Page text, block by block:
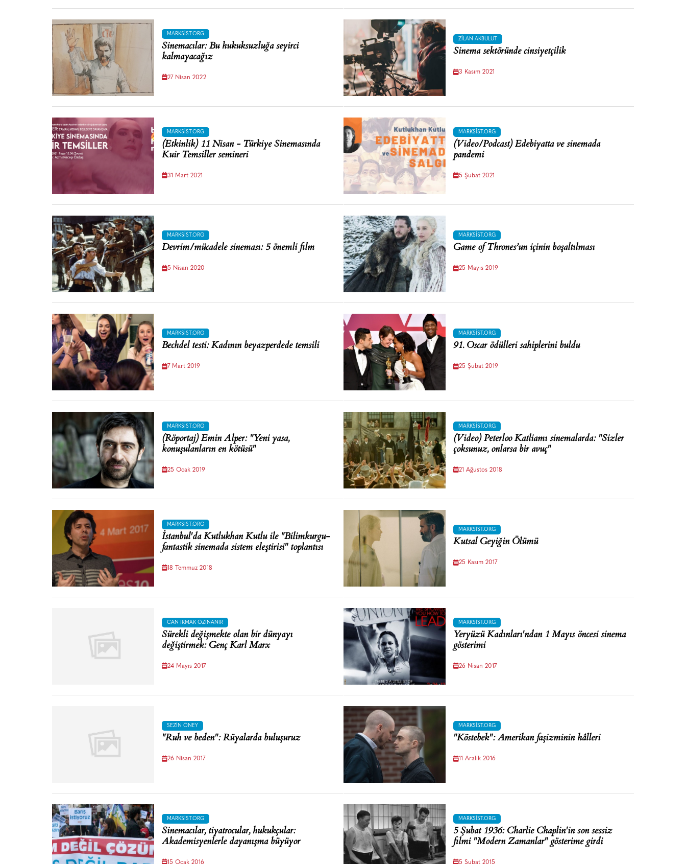
MARKSIST.ORG
Sinemacılar: Bu hukuksuzluğa seyirci
kalmayacağız
27 Nisan 2022
ZILAN AKBULUT
Sinema sektöründe cinsiyetçilik
3 Kasım 2021
MARKSIST.ORG
(Etkinlik) 11 Nisan - Türkiye Sinemasında
Kuir Temsiller semineri
31 Mart 2021
MARKSIST.ORG
(Video/Podcast) Edebiyatta ve sinemada
pandemi
5 Şubat 2021
MARKSIST.ORG
Devrim/mücadele sineması: 5 önemli film
5 Nisan 2020
MARKSIST.ORG
Game of Thrones’un içinin boşaltılması
25 Mayıs 2019
MARKSIST.ORG
Bechdel testi: Kadının beyazperdede temsili
7 Mart 2019
MARKSIST.ORG
91. Oscar ödülleri sahiplerini buldu
25 Şubat 2019
MARKSIST.ORG
(Röportaj) Emin Alper: "Yeni yasa,
konuşulanların en kötüsü"
25 Ocak 2019
MARKSIST.ORG
(Video) Peterloo Katliamı sinemalarda: "Sizler
çoksunuz, onlarsa bir avuç"
21 Ağustos 2018
MARKSIST.ORG
İstanbul'da Kutlukhan Kutlu ile "Bilimkurgu-
fantastik sinemada sistem eleştirisi" toplantısı
18 Temmuz 2018
MARKSIST.ORG
Kutsal Geyiğin Ölümü
25 Kasım 2017
CAN IRMAK ÖZINANIR
Sürekli değişmekte olan bir dünyayı
değiştirmek: Genç Karl Marx
24 Mayıs 2017
MARKSIST.ORG
Yeryüzü Kadınları'ndan 1 Mayıs öncesi sinema
gösterimi
26 Nisan 2017
SEZIN ÖNEY
"Ruh ve beden": Rüyalarda buluşuruz
26 Nisan 2017
MARKSIST.ORG
"Köstebek": Amerikan faşizminin hâlleri
11 Aralık 2016
MARKSIST.ORG
Sinemacılar, tiyatrocular, hukukçular:
Akademisyenlerle dayanışma büyüyor
15 Ocak 2016
MARKSIST.ORG
5 Şubat 1936: Charlie Chaplin'in son sessiz
filmi "Modern Zamanlar" gösterime girdi
5 Şubat 2015